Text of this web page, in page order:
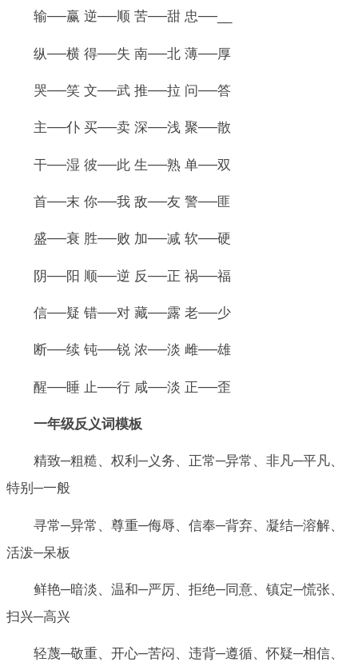
输──赢 逆──顺 苦──甜 忠──__
纵──横 得──失 南──北 薄──厚
哭──笑 文──武 推──拉 问──答
主──仆 买──卖 深──浅 聚──散
干──湿 彼──此 生──熟 单──双
首──末 你──我 敌──友 警──匪
盛──衰 胜──败 加──减 软──硬
阴──阳 顺──逆 反──正 祸──福
信──疑 错──对 藏──露 老──少
断──续 钝──锐 浓──淡 雌──雄
醒──睡 止──行 咸──淡 正──歪
一年级反义词模板
精致─粗糙、权利─义务、正常─异常、非凡─平凡、
特别─一般
寻常─异常、尊重─侮辱、信奉─背弃、凝结─溶解、
活泼─呆板
鲜艳─暗淡、温和─严厉、拒绝─同意、镇定─慌张、
扫兴─高兴
轻蔑─敬重、开心─苦闷、违背─遵循、怀疑─相信、